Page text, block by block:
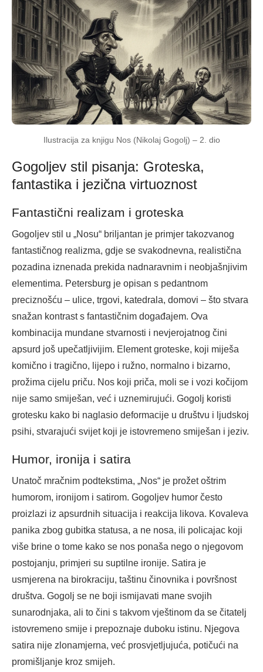
Ilustracija za knjigu Nos (Nikolaj Gogolj) – 2. dio
Gogoljev stil pisanja: Groteska,
fantastika i jezična virtuoznost
Fantastični realizam i groteska
Gogoljev stil u „Nosu“ briljantan je primjer takozvanog
fantastičnog realizma, gdje se svakodnevna, realistična
pozadina iznenada prekida nadnaravnim i neobjašnjivim
elementima. Petersburg je opisan s pedantnom
preciznošću – ulice, trgovi, katedrala, domovi – što stvara
snažan kontrast s fantastičnim događajem. Ova
kombinacija mundane stvarnosti i nevjerojatnog čini
apsurd još upečatljivijim. Element groteske, koji miješa
komično i tragično, lijepo i ružno, normalno i bizarno,
prožima cijelu priču. Nos koji priča, moli se i vozi kočijom
nije samo smiješan, već i uznemirujući. Gogolj koristi
grotesku kako bi naglasio deformacije u društvu i ljudskoj
psihi, stvarajući svijet koji je istovremeno smiješan i jeziv.
Humor, ironija i satira
Unatoč mračnim podtekstima, „Nos“ je prožet oštrim
humorom, ironijom i satirom. Gogoljev humor često
proizlazi iz apsurdnih situacija i reakcija likova. Kovaleva
panika zbog gubitka statusa, a ne nosa, ili policajac koji
više brine o tome kako se nos ponaša nego o njegovom
postojanju, primjeri su suptilne ironije. Satira je
usmjerena na birokraciju, taštinu činovnika i površnost
društva. Gogolj se ne boji ismijavati mane svojih
sunarodnjaka, ali to čini s takvom vještinom da se čitatelj
istovremeno smije i prepoznaje duboku istinu. Njegova
satira nije zlonamjerna, već prosvjetljujuća, potičući na
promišljanje kroz smijeh.